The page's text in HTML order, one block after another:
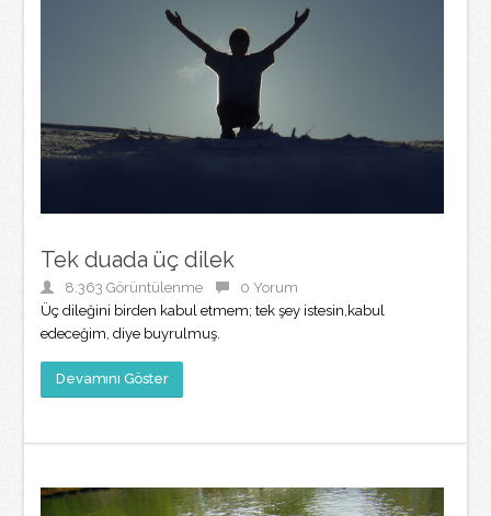
Tek duada üç dilek
8.363 Görüntülenme
0 Yorum
Üç dileğini birden kabul etmem; tek şey istesin,kabul
edeceğim, diye buyrulmuş.
Devamını Göster